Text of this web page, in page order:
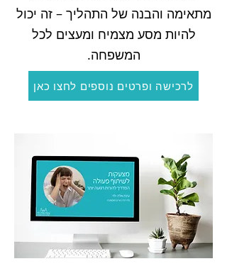
מתאימה והבנה של התהליך – זה יכול
להיות מסע מצמיח ומעצים לכל
המשפחה.
לרכישה ופרטים נוספים לחצו כאן